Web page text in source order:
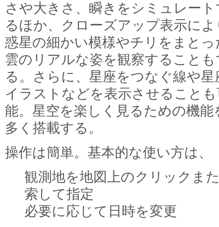
さや大きさ、瞬きをシミュレー
るほか、クローズアップ表示によ
惑星の細かい模様やチリをまとっ
雲のリアルな姿を観察すること
る。さらに、星座をつなぐ線や星
イラストなどを表示させること
能。星空を楽しく見るための機能
多く搭載する。
操作は簡単。基本的な使い方は、
観測地を地図上のクリックま
索して指定
必要に応じて日時を変更